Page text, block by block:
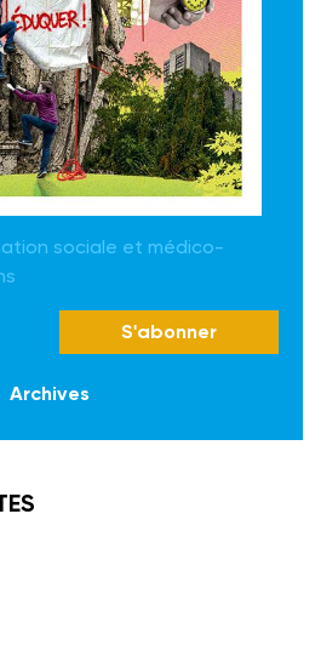
sociale et médico-
S'abonner
Archives